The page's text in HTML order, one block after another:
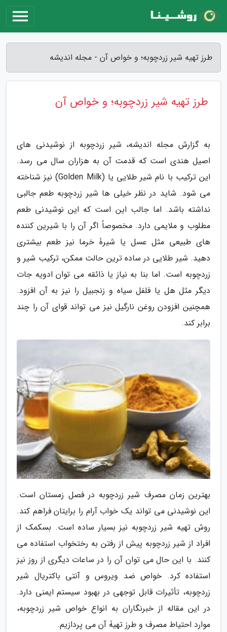
طرز تهیه شیر زردچوبه؛ و خواص آن - مجله اندیشه
طرز تهیه شیر زردچوبه؛ و خواص آن
به گزارش مجله اندیشه، شیر زردچوبه از نوشیدنی های
اصیل هندی است که قدمت آن به هزاران سال می رسد.
این ترکیب با نام شیر طلایی یا (Golden Milk) نیز شناخته
می شود. شاید در نظر خیلی ها شیر زردچوبه طعم جالبی
نداشته باشد. اما جالب این است که این نوشیدنی طعم
مطلوب و ملایمی دارد. مخصوصاً اگر آن را با شیرین کننده
های طبیعی مثل عسل یا شیرۀ خرما نیز طعم بیشتری
دهید. شیر طلایی در ساده ترین حالت ممکن، ترکیب شیر و
زردچوبه است. اما بنا به نیاز یا ذائقه می توان ادویه جات
دیگر مثل هل یا فلفل سیاه و زنجبیل را نیز به آن افزود.
همچنین افزودن روغن نارگیل نیز می تواند قوای آن را چند
برابر کند.
بهترین زمان مصرف شیر زردچوبه در فصل زمستان است.
این نوشیدنی می تواند یک خواب آرام را برایتان فراهم کند.
روش تهیه شیر زردچوبه نیز بسیار ساده است. بسکمک از
افراد از شیر زردچوبه پیش از رفتن به رختخواب استفاده می
کنند. با این حال می توان آن را در ساعات دیگری از روز نیز
استفاده کرد. خواص ضد ویروس و آنتی باکتریال شیر
زردچوبه، تأثیرات قابل توجهی در بهبود سیستم ایمنی دارد.
در این مقاله از خبرنگاران به انواع خواص شیر زردچوبه،
موارد احتیاط مصرف و طرز تهیۀ آن می پردازیم.